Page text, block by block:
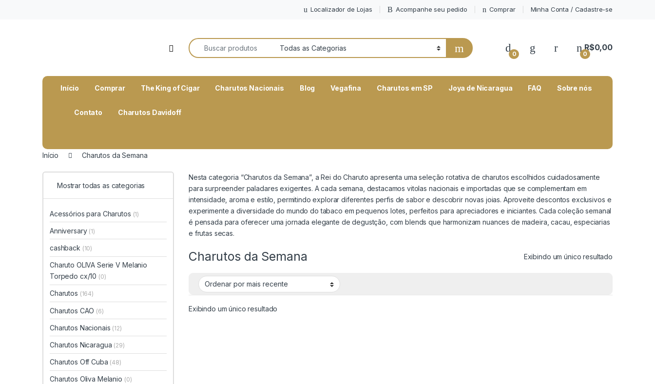
Localizador de Lojas Acompanhe seu pedido Comprar Minha Conta / Cadastre-se
Open
Search for:
0
My Account
0
R$0,00
Início Comprar The King of Cigar Charutos Nacionais Blog Vegafina Charutos em SP Joya de Nicaragua FAQ Sobre nós
Contato Charutos Davidoff
Início Charutos da Semana
Nesta categoria “Charutos da Semana”, a Rei do Charuto apresenta uma seleção rotativa de charutos escolhidos cuidadosamente
para surpreender paladares exigentes. A cada semana, destacamos vitolas nacionais e importadas que se complementam em
intensidade, aroma e estilo, permitindo explorar diferentes perfis de sabor e descobrir novas joias. Aproveite descontos exclusivos e
experimente a diversidade do mundo do tabaco em pequenos lotes, perfeitos para apreciadores e iniciantes. Cada coleção semanal
é pensada para oferecer uma jornada elegante de degustção, com blends que harmonizam nuances de madeira, cacau, especiarias
e frutas secas.
Charutos da Semana Exibindo um único resultado
Exibindo um único resultado
Mostrar todas as categorias
Acessórios para Charutos (1)
Anniversary (1)
cashback (10)
Charuto OLIVA Serie V Melanio
Torpedo cx/10 (0)
Charutos (164)
Charutos CAO (6)
Charutos Nacionais (12)
Charutos Nicaragua (29)
Charutos Off Cuba (48)
Charutos Oliva Melanio (0)